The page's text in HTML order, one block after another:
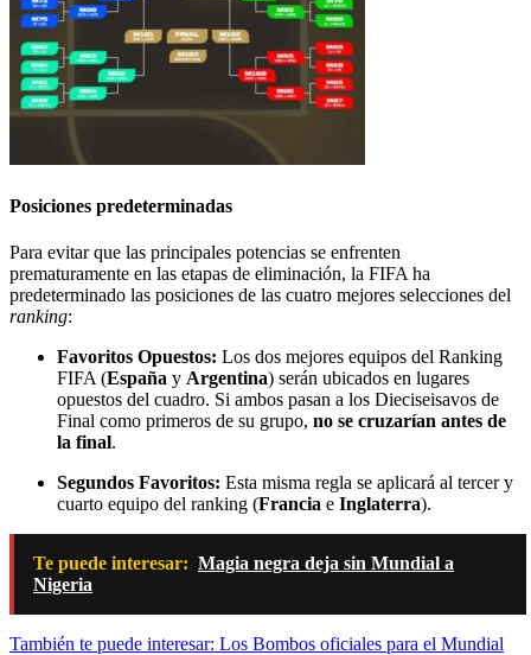
Posiciones predeterminadas
Para evitar que las principales potencias se enfrenten
prematuramente en las etapas de eliminación, la FIFA ha
predeterminado las posiciones de las cuatro mejores selecciones del
ranking:
Favoritos Opuestos: Los dos mejores equipos del Ranking
FIFA (España y Argentina) serán ubicados en lugares
opuestos del cuadro. Si ambos pasan a los Dieciseisavos de
Final como primeros de su grupo, no se cruzarían antes de
la final.
Segundos Favoritos: Esta misma regla se aplicará al tercer y
cuarto equipo del ranking (Francia e Inglaterra).
Te puede interesar: Magia negra deja sin Mundial a
Nigeria
También te puede interesar: Los Bombos oficiales para el Mundial